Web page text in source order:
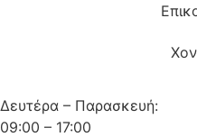
Δευτέρα – Παρασκευή:
09:00 – 17:00